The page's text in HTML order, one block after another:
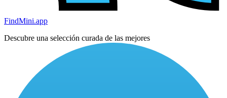
FindMini.app
Descubre una selección curada de las mejores